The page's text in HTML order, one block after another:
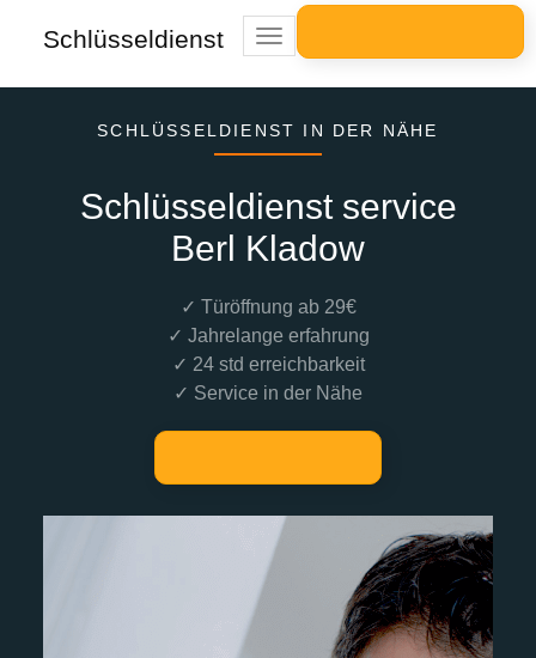
Schlüsseldienst
Toggle
navigation
SCHLÜSSELDIENST IN DER NÄHE
Schlüsseldienst service
Berl Kladow
✓ Türöffnung ab 29€
✓ Jahrelange erfahrung
✓ 24 std erreichbarkeit
✓ Service in der Nähe